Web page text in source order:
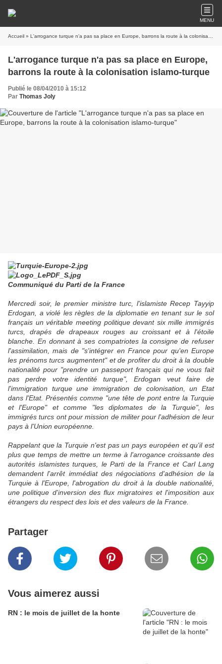
MENU
Accueil » L'arrogance turque n'a pas sa place en Europe, barrons la route à la colonisation islamo-turque
L'arrogance turque n'a pas sa place en Europe,
barrons la route à la colonisation islamo-turque
Publié le 08/04/2010 à 15:12
Par Thomas Joly
Communiqué du Parti de la France
Mercredi soir, le premier ministre turc, l'islamiste Recep Tayyip
Erdogan, a violé les règles de la diplomatie en tenant sur le sol
français un véritable meeting politique devant six mille immigrés
turcs, drapés de drapeaux rouges au croissant et à l'étoile
blanche. En donnant à ses compatriotes la consigne de refuser
l'assimilation, mais de "s'intégrer en France pour qu'en Europe
les prénoms turcs augmentent" et de profiter du droit à la double
nationalité pour "prendre un passeport français qui ne vous fait
pas perdre votre identité turque", Erdogan veut faire de
l'immigration turque une immigration de colonisation, un Etat
dans l'Etat. Présentés comme "une tête de pont entre la Turquie
et l'Europe" et comme
"les diplomates de la Turquie", les
immigrés turcs ont pour mission de militer pour l'adhésion de leur
pays à l'Union européenne.
Rappelant que la Turquie n'est pas un pays européen et qu'il est
plus que temps de mettre un terme à l'arrogance croissante des
autorités islamistes turques, le Parti de la France et Carl Lang
demandent l'arrêt immédiat des négociations d'adhésion de la
Turquie à l'Europe, l'abrogation du droit à la double nationalité,
une politique d'inversion des flux migratoires et l'imposition aux
étrangers du respect des lois et des valeurs de la France.
Partager
Vous aimerez aussi
RN : le mois de juillet de la honte